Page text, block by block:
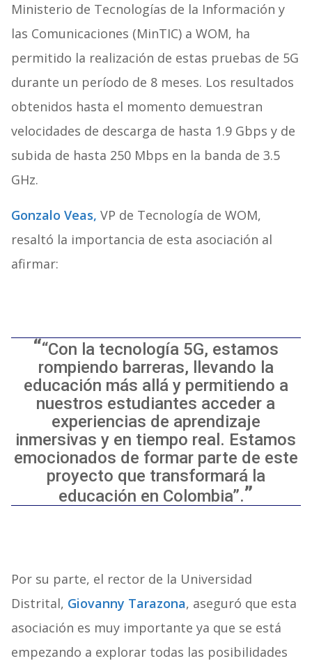
Ministerio de Tecnologías de la Información y
las Comunicaciones (MinTIC) a WOM, ha
permitido la realización de estas pruebas de 5G
durante un período de 8 meses. Los resultados
obtenidos hasta el momento demuestran
velocidades de descarga de hasta 1.9 Gbps y de
subida de hasta 250 Mbps en la banda de 3.5
GHz.
Gonzalo Veas, VP de Tecnología de WOM,
resaltó la importancia de esta asociación al
afirmar:
“Con la tecnología 5G, estamos
rompiendo barreras, llevando la
educación más allá y permitiendo a
nuestros estudiantes acceder a
experiencias de aprendizaje
inmersivas y en tiempo real. Estamos
emocionados de formar parte de este
proyecto que transformará la
educación en Colombia”.
Por su parte, el rector de la Universidad
Distrital, Giovanny Tarazona, aseguró que esta
asociación es muy importante ya que se está
empezando a explorar todas las posibilidades